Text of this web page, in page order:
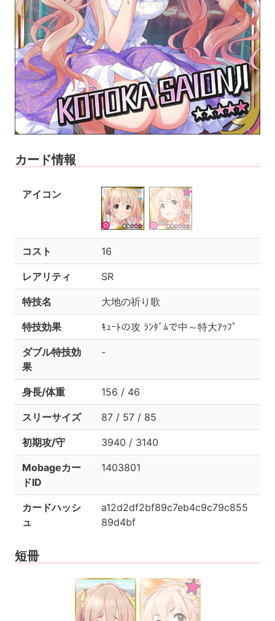
カード情報
アイコン
コスト 16
レアリティ SR
特技名 大地の祈り歌
特技効果 ｷｭｰﾄの攻 ﾗﾝﾀﾞﾑで中～特大ｱｯﾌﾟ
ダブル特技効
果
-
身長/体重 156 / 46
スリーサイズ 87 / 57 / 85
初期攻/守 3940 / 3140
Mobageカー
ドID
1403801
カードハッシ
ュ
a12d2df2bf89c7eb4c9c79c855
89d4bf
短冊